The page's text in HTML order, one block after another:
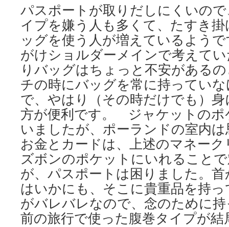
パスポートが取りだしにくいの
イプを嫌う人も多くて、たすき
ッグを使う人が増えているよう
がけショルダーメインで考えて
りバッグはちょっと不安がある
チの時にバッグを常に持ってい
で、やはり（その時だけでも）
方が便利です。 ジャケットのポ
いましたが、ポーランドの室内
お金とカードは、上述のマネー
ズボンのポケットにいれること
が、パスポートは困りました。
はいかにも、そこに貴重品を持
がバレバレなので、念のために
前の旅行で使った腹巻タイプが